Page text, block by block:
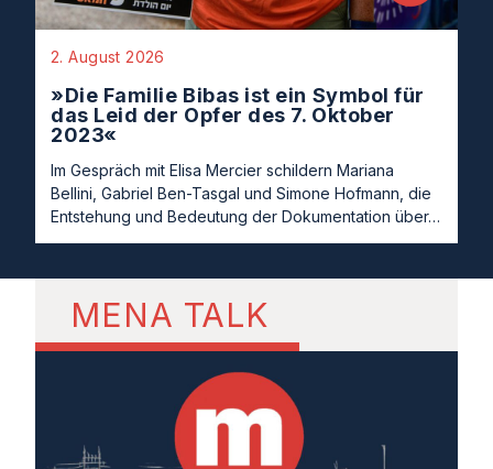
2. August 2026
»Die Familie Bibas ist ein Symbol für
das Leid der Opfer des 7. Oktober
2023«
Im Gespräch mit Elisa Mercier schildern Mariana
Bellini, Gabriel Ben-Tasgal und Simone Hofmann, die
Entstehung und Bedeutung der Dokumentation über…
MENA TALK